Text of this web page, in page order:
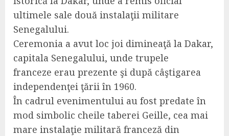
ultimele sale două instalaţii militare
Senegalului.
Ceremonia a avut loc joi dimineaţă la Dakar,
capitala Senegalului, unde trupele
franceze erau prezente şi după câştigarea
independenţei ţării în 1960.
În cadrul evenimentului au fost predate în
mod simbolic cheile taberei Geille, cea mai
mare instalaţie militară franceză din